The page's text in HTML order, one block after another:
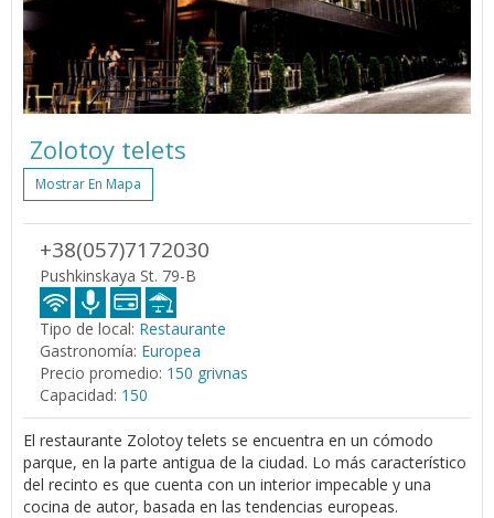
Zolotoy telets
Mostrar En Mapa
+38(057)7172030
Pushkinskaya St. 79-B
Tipo de local: Restaurante
Gastronomía: Europea
Precio promedio: 150 grivnas
Capacidad: 150
El restaurante Zolotoy telets se encuentra en un cómodo
parque, en la parte antigua de la ciudad. Lo más característico
del recinto es que cuenta con un interior impecable y una
cocina de autor, basada en las tendencias europeas.